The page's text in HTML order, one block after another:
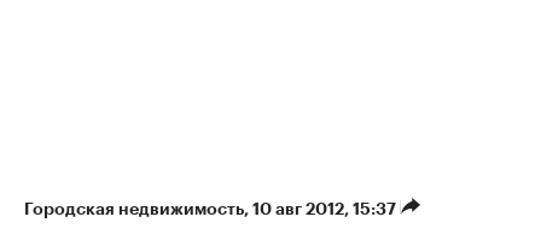
Городская недвижимость⁠, 10 авг 2012, 15:37